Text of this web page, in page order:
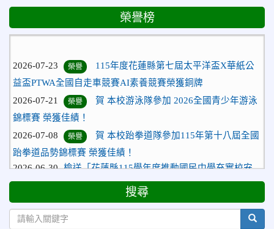
榮譽榜
益盃PTWA全國自走車競賽AI素養競賽榮獲銅牌
錦標賽 榮獲佳績！
跆拳道品勢錦標賽 榮獲佳績！
2026-06-30 檢送「花蓮縣115學年度推動國民中學充實校安
人力聯合甄選簡章」1份，敬請協助公告周知，請查照。
賀 本校跆拳道隊參加115年花蓮市「市長
盃」跆拳道錦標賽 榮獲佳績！
2026-06-16
賀 本校跆拳道隊參加115年第三十三屆全
搜尋